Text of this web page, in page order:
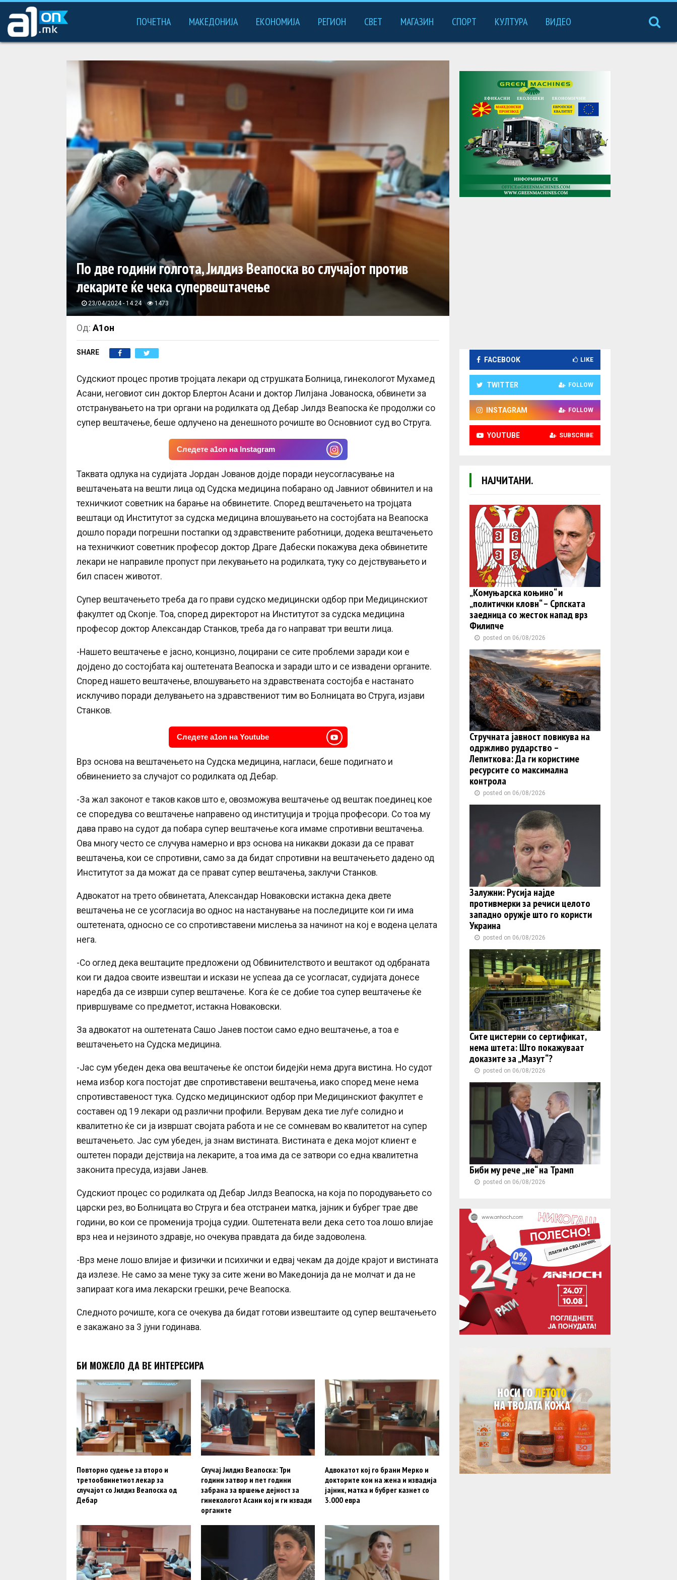
ПОЧЕТНА МАКЕДОНИЈА ЕКОНОМИЈА РЕГИОН СВЕТ МАГАЗИН СПОРТ КУЛТУРА ВИДЕО
По две години голгота, Јилдиз Веапоска во случајот против
лекарите ќе чека супервештачење
23/04/2024 - 14:24 1473
Од: А1он
SHARE
Судскиот процес против тројцата лекари од струшката Болница, гинекологот Мухамед
Асани, неговиот син доктор Блертон Асани и доктор Лилјана Јованоска, обвинети за
отстранувањето на три органи на родилката од Дебар Јилдз Веапоска ќе продолжи со
супер вештачење, беше одлучено на денешното рочиште во Основниот суд во Струга.
Следете a1on на Instagram
Таквата одлука на судијата Јордан Јованов дојде поради неусогласување на
вештачењата на вешти лица од Судска медицина побарано од Јавниот обвинител и на
техничкиот советник на барање на обвинетите. Според вештачењето на тројцата
вештаци од Институтот за судска медицина влошувањето на состојбата на Веапоска
дошло поради погрешни постапки од здравствените работници, додека вештачењето
на техничкиот советник професор доктор Драге Дабески покажува дека обвинетите
лекари не направиле пропуст при лекувањето на родилката, туку со дејствувањето и
бил спасен животот.
Супер вештачењето треба да го прави судско медицински одбор при Медицинскиот
факултет од Скопје. Тоа, според директорот на Институтот за судска медицина
професор доктор Александар Станков, треба да го направат три вешти лица.
-Нашето вештачење е јасно, концизно, лоцирани се сите проблеми заради кои е
дојдено до состојбата кај оштетената Веапоска и заради што и се извадени органите.
Според нашето вештачење, влошувањето на здравствената состојба е настанато
исклучиво поради делувањето на здравствениот тим во Болницата во Струга, изјави
Станков.
Следете a1on на Youtube
Врз основа на вештачењето на Судска медицина, нагласи, беше подигнато и
обвинението за случајот со родилката од Дебар.
-За жал законот е таков каков што е, овозможува вештачење од вештак поединец кое
се споредува со вештачење направено од институција и тројца професори. Со тоа му
дава право на судот да побара супер вештачење кога имаме спротивни вештачења.
Ова многу често се случува намерно и врз основа на никакви докази да се прават
вештачења, кои се спротивни, само за да бидат спротивни на вештачењето дадено од
Институтот за да можат да се прават супер вештачења, заклучи Станков.
Адвокатот на трето обвинетата, Александар Новаковски истакна дека двете
вештачења не се усогласија во однос на настанување на последиците кои ги има
оштетената, односно се со спротивставени мислења за начинот на кој е водена целата
нега.
-Со оглед дека вештаците предложени од Обвинителството и вештакот од одбраната
кои ги дадоа своите извештаи и искази не успеаа да се усогласат, судијата донесе
наредба да се изврши супер вештачење. Кога ќе се добие тоа супер вештачење ќе
привршуваме со предметот, истакна Новаковски.
За адвокатот на оштетената Сашо Јанев постои само едно вештачење, а тоа е
вештачењето на Судска медицина.
-Јас сум убеден дека ова вештачење ќе опстои бидејќи нема друга вистина. Но судот
нема избор кога постојат две спротивставени вештачења, иако според мене нема
спротивставеност тука. Судско медицинскиот одбор при Медицинскиот факултет е
составен од 19 лекари од различни профили. Верувам дека тие луѓе солидно и
квалитетно ќе си ја извршат својата работа и не се сомневам во квалитетот на супер
вештачењето. Јас сум убеден, ја знам вистината. Вистината е дека мојот клиент е
оштетен поради дејствија на лекарите, а тоа има да се затвори со една квалитетна
законита пресуда, изјави Јанев.
Судскиот процес со родилката од Дебар Јилдз Веапоска, на која по породувањето со
царски рез, во Болницата во Струга и беа отстранеи матка, јајник и бубрег трае две
години, во кои се променија тројца судии. Оштетената вели дека сето тоа лошо влијае
врз неа и нејзиното здравје, но очекува правдата да биде задоволена.
-Врз мене лошо влијае и физички и психички и едвај чекам да дојде крајот и вистината
да излезе. Не само за мене туку за сите жени во Македонија да не молчат и да не
запираат кога има лекарски грешки, рече Веапоска.
Следното рочиште, кога се очекува да бидат готови извештаите од супер вештачењето
е закажано за 3 јуни годинава.
БИ МОЖЕЛО ДА ВЕ ИНТЕРЕСИРА
Повторно судење за второ и
третообвинетиот лекар за
случајот со Јилдиз Веапоска од
Дебар
Случај Јилдиз Веапоска: Три
години затвор и пет години
забрана за вршење дејност за
гинекологот Асани кој и ги извади
органите
Адвокатот кој го брани Мерко и
докторите кои на жена и извадија
јајник, матка и бубрег казнет со
3.000 евра
FACEBOOK LIKE
TWITTER FOLLOW
INSTAGRAM FOLLOW
YOUTUBE SUBSCRIBE
НАЈЧИТАНИ.
„Комуњарска коњино“ и
„политички кловн“ – Српската
заедница со жесток напад врз
Филипче
posted on 06/08/2026
Стручната јавност повикува на
одржливо рударство –
Лепиткова: Да ги користиме
ресурсите со максимална
контрола
posted on 06/08/2026
Залужни: Русија најде
противмерки за речиси целото
западно оружје што го користи
Украина
posted on 06/08/2026
Сите цистерни со сертификат,
нема штета: Што покажуваат
доказите за „Мазут“?
posted on 06/08/2026
Биби му рече „не“ на Трамп
posted on 06/08/2026